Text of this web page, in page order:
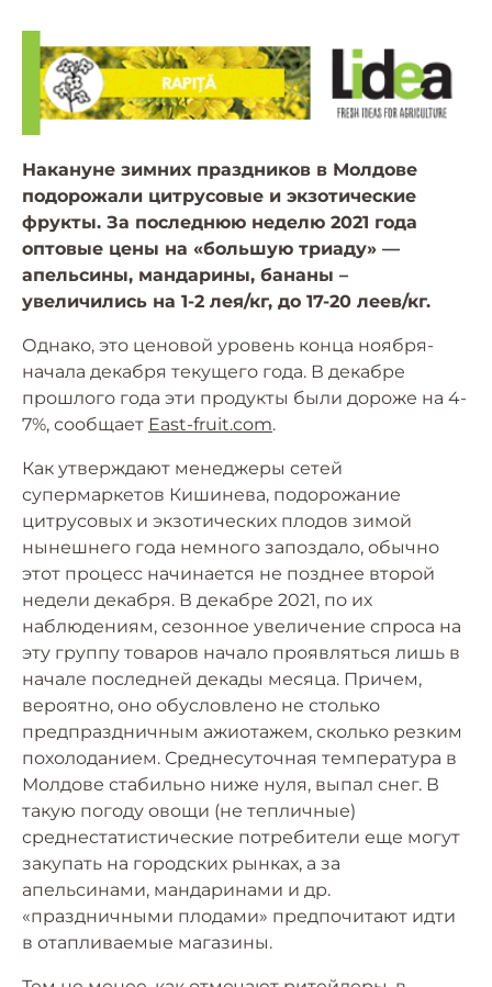
Накануне зимних праздников в Молдове
подорожали цитрусовые и экзотические
фрукты. За последнюю неделю 2021 года
оптовые цены на «большую триаду» —
апельсины, мандарины, бананы –
увеличились на 1-2 лея/кг, до 17-20 леев/кг.
Однако, это ценовой уровень конца ноября-
начала декабря текущего года. В декабре
прошлого года эти продукты были дороже на 4-
7%, сообщает East-fruit.com.
Как утверждают менеджеры сетей
супермаркетов Кишинева, подорожание
цитрусовых и экзотических плодов зимой
нынешнего года немного запоздало, обычно
этот процесс начинается не позднее второй
недели декабря. В декабре 2021, по их
наблюдениям, сезонное увеличение спроса на
эту группу товаров начало проявляться лишь в
начале последней декады месяца. Причем,
вероятно, оно обусловлено не столько
предпраздничным ажиотажем, сколько резким
похолоданием. Среднесуточная температура в
Молдове стабильно ниже нуля, выпал снег. В
такую погоду овощи (не тепличные)
среднестатистические потребители еще могут
закупать на городских рынках, а за
апельсинами, мандаринами и др.
«праздничными плодами» предпочитают идти
в отапливаемые магазины.